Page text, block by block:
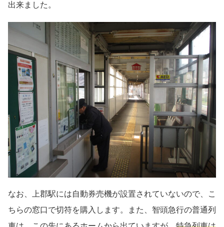
出来ました。
なお、上郡駅には自動券売機が設置されていないので、こ
ちらの窓口で切符を購入します。また、智頭急行の普通列